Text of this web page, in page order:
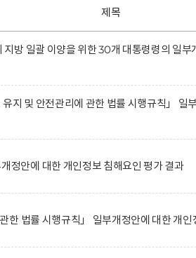
제목
지방 일괄 이양을 위한 30개 대통령령의 일
유지 및 안전관리에 관한 법률 시행규칙」 일
정안에 대한 개인정보 침해요인 평가 결과
관한 법률 시행규칙」 일부개정안에 대한 개